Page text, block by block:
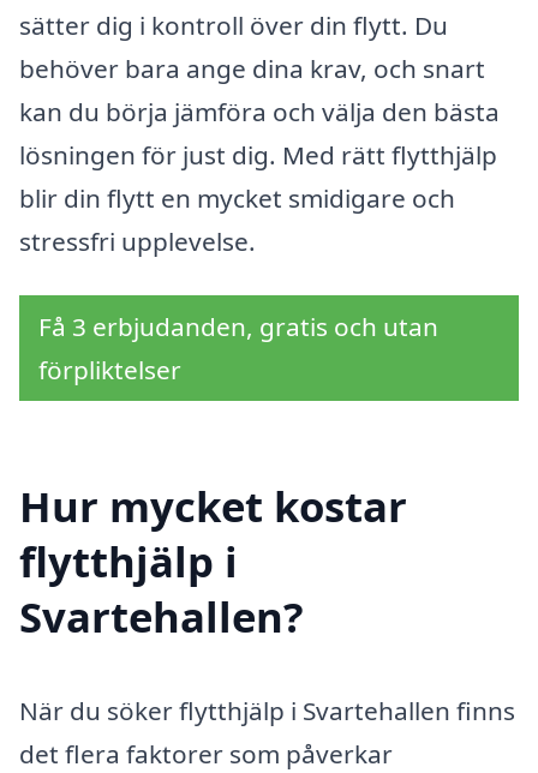
sätter dig i kontroll över din flytt. Du
behöver bara ange dina krav, och snart
kan du börja jämföra och välja den bästa
lösningen för just dig. Med rätt flytthjälp
blir din flytt en mycket smidigare och
stressfri upplevelse.
Få 3 erbjudanden, gratis och utan
förpliktelser
Hur mycket kostar
flytthjälp i
Svartehallen?
När du söker flytthjälp i Svartehallen finns
det flera faktorer som påverkar